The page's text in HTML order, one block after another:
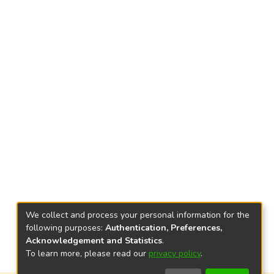
We collect and process your personal information for the
following purposes: Authentication, Preferences,
Acknowledgement and Statistics.
To learn more, please read our privacy policy.